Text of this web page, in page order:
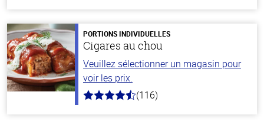
PORTIONS INDIVIDUELLES
Cigares au chou
Veuillez sélectionner un magasin pour
voir les prix.
4.2
(116)